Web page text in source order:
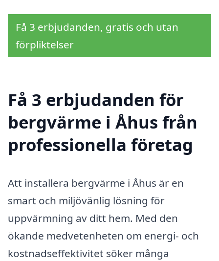
Få 3 erbjudanden, gratis och utan
förpliktelser
Få 3 erbjudanden för
bergvärme i Åhus från
professionella företag
Att installera bergvärme i Åhus är en
smart och miljövänlig lösning för
uppvärmning av ditt hem. Med den
ökande medvetenheten om energi- och
kostnadseffektivitet söker många